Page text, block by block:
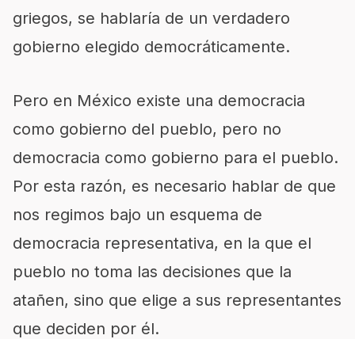
griegos, se hablaría de un verdadero
gobierno elegido democráticamente.
Pero en México existe una democracia
como gobierno del pueblo, pero no
democracia como gobierno para el pueblo.
Por esta razón, es necesario hablar de que
nos regimos bajo un esquema de
democracia representativa, en la que el
pueblo no toma las decisiones que la
atañen, sino que elige a sus representantes
que deciden por él.